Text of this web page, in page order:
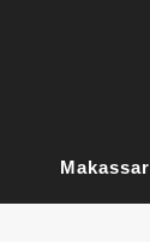
Makassar